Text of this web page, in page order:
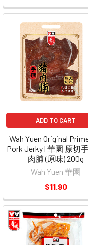
ADD TO CART
Wah Yuen Original
Pork Jerky | 華園 原切
肉脯 (原味) 200g
Wah Yuen 華園
$11.90